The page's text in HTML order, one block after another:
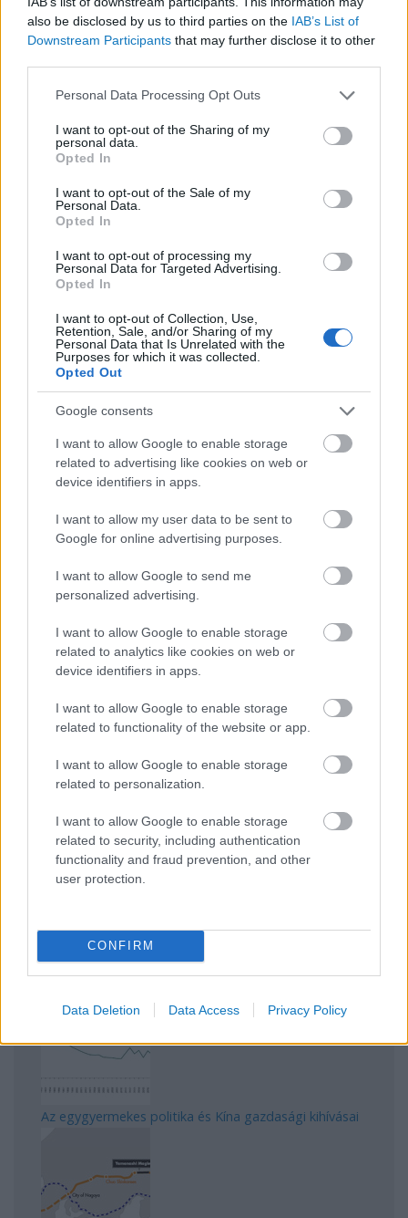
also be disclosed by us to third parties on the IAB’s List of
Downstream Participants that may further disclose it to other
Please note that this website/app uses one or more Google
not limited to your visit or usage behaviour. You may click to
grant or deny consent to Google and its third-party tags to
use your data for below specified purposes in below Google
consent section.
Personal Data Processing Opt Outs
I want to opt-out of the Sharing of my
personal data.
Opted In
I want to opt-out of the Sale of my
Personal Data.
Opted In
I want to opt-out of processing my
Personal Data for Targeted Advertising.
Opted In
I want to opt-out of Collection, Use,
Retention, Sale, and/or Sharing of my
Personal Data that Is Unrelated with the
Purposes for which it was collected.
Opted Out
Google consents
I want to allow Google to enable storage
related to advertising like cookies on web or
device identifiers in apps.
I want to allow my user data to be sent to
Google for online advertising purposes.
I want to allow Google to send me
personalized advertising.
I want to allow Google to enable storage
related to analytics like cookies on web or
device identifiers in apps.
I want to allow Google to enable storage
related to functionality of the website or app.
I want to allow Google to enable storage
related to personalization.
I want to allow Google to enable storage
related to security, including authentication
functionality and fraud prevention, and other
user protection.
CONFIRM
Data Deletion Data Access Privacy Policy
Közép-Mediterrán útvonal, A Darién-régió és az
Indiai-óceáni út
A közlekedés mérföldkövei
A világ legveszélyesebb migrációs útvonalai: A Közép-
Mediterrán útvonal, A Darién-régió és az Indiai-óceáni
Magyarország rejtett gyöngyszemei
Mik alakítják a gondolkodásod? Avagy a kognitív
Az egygyermekes politika és Kína gazdasági kihívásai